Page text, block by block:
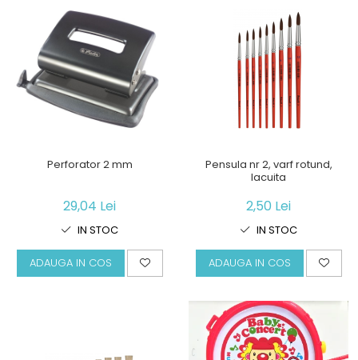
Perforator 2 mm
29,04 Lei
IN STOC
ADAUGA IN COS
Pensula nr 2, varf rotund,
lacuita
2,50 Lei
IN STOC
ADAUGA IN COS